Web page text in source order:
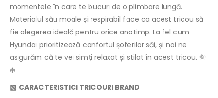
momentele în care te bucuri de o plimbare lungă.
Materialul său moale și respirabil face ca acest tricou să
fie alegerea ideală pentru orice anotimp. La fel cum
Hyundai prioritizează confortul șoferilor săi, și noi ne
asigurăm că te vei simți relaxat și stilat în acest tricou. 🌞
❄️
▧ CARACTERISTICI TRICOURI BRAND